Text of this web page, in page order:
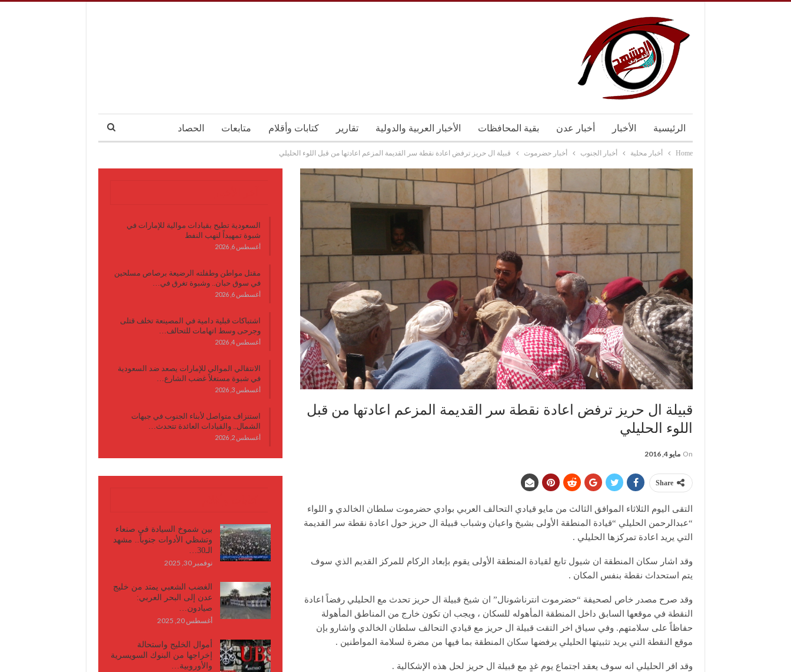
الرئيسية الأخبار أخبار عدن بقية المحافظات الأخبار العربية والدولية تقارير كتابات وأقلام متابعات الحصاد
Home أخبار محلية أخبار الجنوب أخبار حضرموت قبيلة ال حريز ترفض اعادة نقطة سر القديمة المزعم اعادتها من قبل اللوء الحليلي
قبيلة ال حريز ترفض اعادة نقطة سر القديمة المزعم اعادتها من قبل
اللوء الحليلي
On مايو 4, 2016
Share
التقى اليوم الثلاثاء الموافق الثالث من مايو قيادي التحالف العربي بوادي حضرموت سلطان الخالدي و اللواء
“عبدالرحمن الحليلي “قيادة المنطقة الأولى بشيخ واعيان وشباب قبيلة ال حريز حول اعادة نقطة سر القديمة
التي يريد اعادة تمركزها الحليلي .
وقد اشار سكان المنطقة ان شيول تابع لقيادة المنطقة الأولى يقوم بإبعاد الركام للمركز القديم الذي سوف
يتم استحداث نقطة بنفس المكان .
وقد صرح مصدر خاص لصحيفة “حضرموت انترناشونال” ان شيخ قبيلة ال حريز تحدث مع الحليلي رفضاً اعادة
النقطة في موقعها السابق داخل المنطقة المأهوله للسكان ، ويجب ان تكون خارج من المناطق المأهولة
حفاظاً على سلامتهم. وفي سياق اخر التقت قبيلة ال حريز مع قيادي التحالف سلطان الخالدي واشارو بإن
موقع النقطة التي يريد تثبيتها الحليلي يرفضها سكان المنطقة بما فيها من مضرة لسلامة المواطنين .
وقد اقر الحليلي انه سوف يعقد اجتماع يوم غدٍ مع قبيلة ال حريز لحل هذه الإشكالية .
السعودية تطيح بقيادات موالية للإمارات في
شبوة تمهيداً لنهب النفط
أغسطس 6, 2026
مقتل مواطن وطفلته الرضيعة برصاص مسلحين
في سوق حبان.. وشبوة تغرق في…
أغسطس 6, 2026
اشتباكات قبلية دامية في المصينعة تخلف قتلى
وجرحى وسط اتهامات للتحالف…
أغسطس 4, 2026
الانتقالي الموالي للإمارات يصعد ضد السعودية
في شبوة مستغلاً غضب الشارع…
أغسطس 3, 2026
استنزاف متواصل لأبناء الجنوب في جبهات
الشمال.. والقيادات العائدة تتحدث…
أغسطس 2, 2026
بين شموخ السيادة في صنعاء
وتشظي الأدوات جنوباً.. مشهد
الـ30…
نوفمبر 30, 2025
الغضب الشعبي يمتد من خليج
عدن إلى البحر العربي:
صيادون…
أغسطس 20, 2025
أموال الخليج واستحالة
إخراجها من البنوك السويسرية
والأوروبية…